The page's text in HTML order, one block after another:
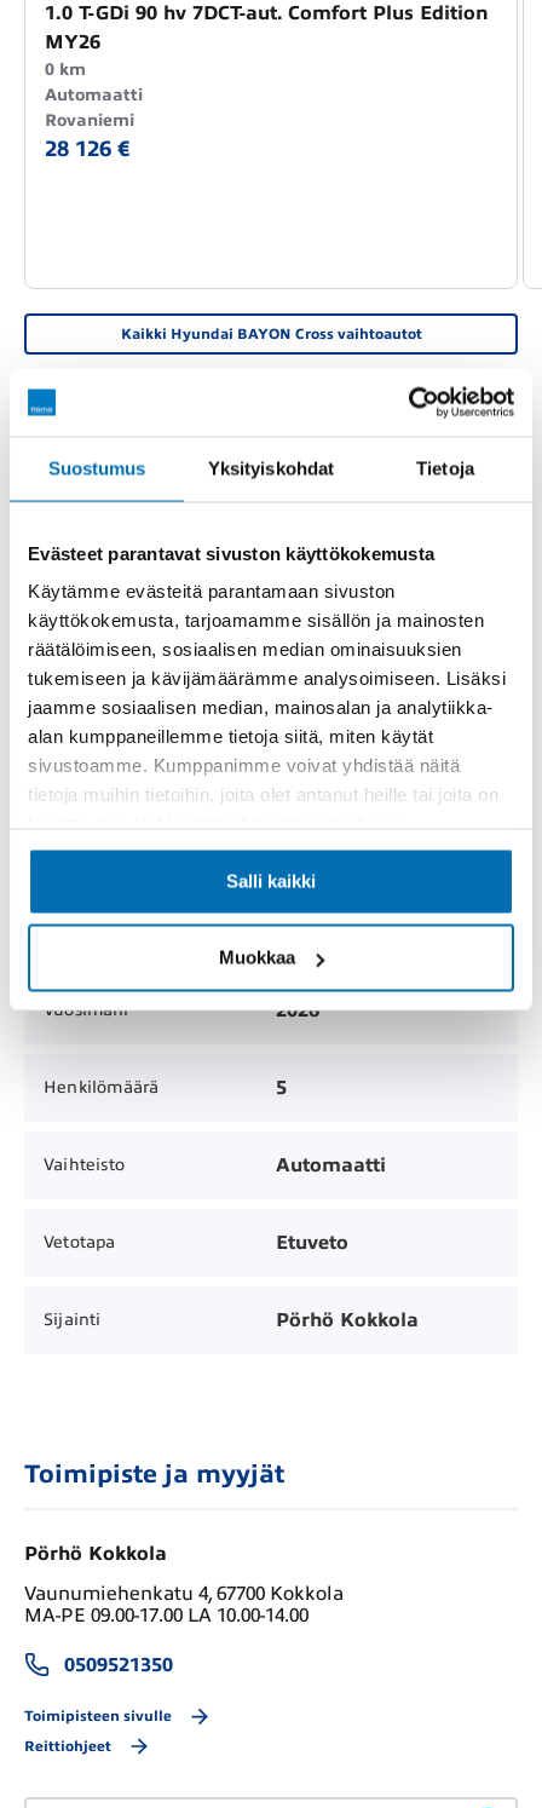
Suostumus Yksityiskohdat Tietoja
Evästeet parantavat sivuston käyttökokemusta
Käytämme evästeitä parantamaan sivuston
käyttökokemusta, tarjoamamme sisällön ja mainosten
räätälöimiseen, sosiaalisen median ominaisuuksien
tukemiseen ja kävijämäärämme analysoimiseen. Lisäksi
jaamme sosiaalisen median, mainosalan ja analytiikka-
alan kumppaneillemme tietoja siitä, miten käytät
sivustoamme. Kumppanimme voivat yhdistää näitä
tietoja muihin tietoihin, joita olet antanut heille tai joita on
Salli kaikki
Muokkaa
1.0 T-GDi 90 hv 7DCT-aut. Comfort Plus Edition
MY26
0 km
Automaatti
Rovaniemi
28 126 €
Kaikki Hyundai BAYON Cross vaihtoautot
PERUSTIEDOT
Katsastettu -
Hinta MYYTY
Korimalli
Henkilöauto /
Viistoperä
Mittarilukema 0 km
Ovien lukumäärä 5
Vuosimalli 2026
Henkilömäärä 5
Vaihteisto Automaatti
Vetotapa Etuveto
Sijainti Pörhö Kokkola
Toimipiste ja myyjät
Pörhö Kokkola
Vaunumiehenkatu 4, 67700 Kokkola
MA-PE 09.00-17.00 LA 10.00-14.00
0509521350
Toimipisteen sivulle
Reittiohjeet